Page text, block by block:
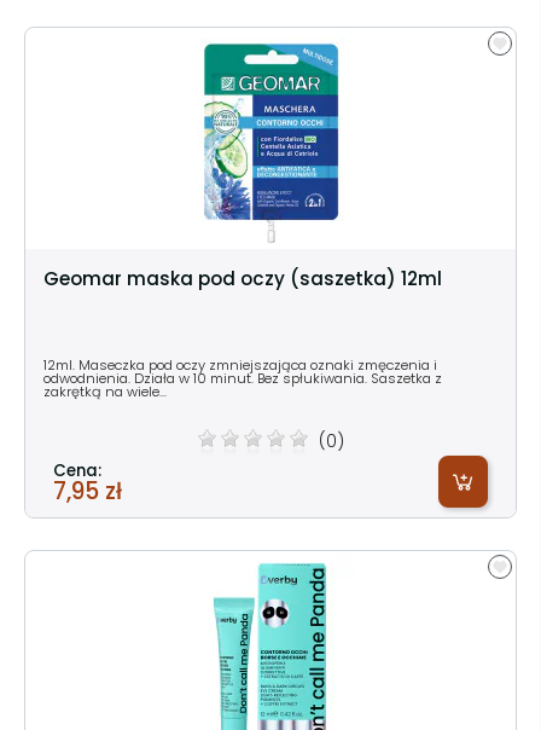
Geomar maska pod oczy (saszetka) 12ml
12ml. Maseczka pod oczy zmniejszająca oznaki zmęczenia i
odwodnienia. Działa w 10 minut. Bez spłukiwania. Saszetka z
zakrętką na wiele...
(0)
Cena:
7,95 zł